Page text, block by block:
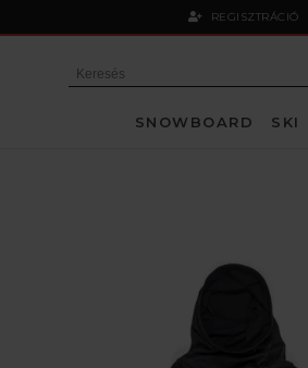
REGISZTRÁCIÓ
SNOWBOARD SKI